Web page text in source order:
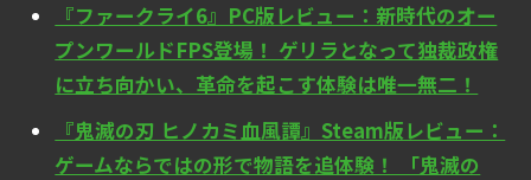
『ファークライ6』PC版レビュー：新時代のオー
プンワールドFPS登場！ ゲリラとなって独裁政権
に立ち向かい、革命を起こす体験は唯一無二！
『鬼滅の刃 ヒノカミ血風譚』Steam版レビュー：
ゲームならではの形で物語を追体験！ 「鬼滅の